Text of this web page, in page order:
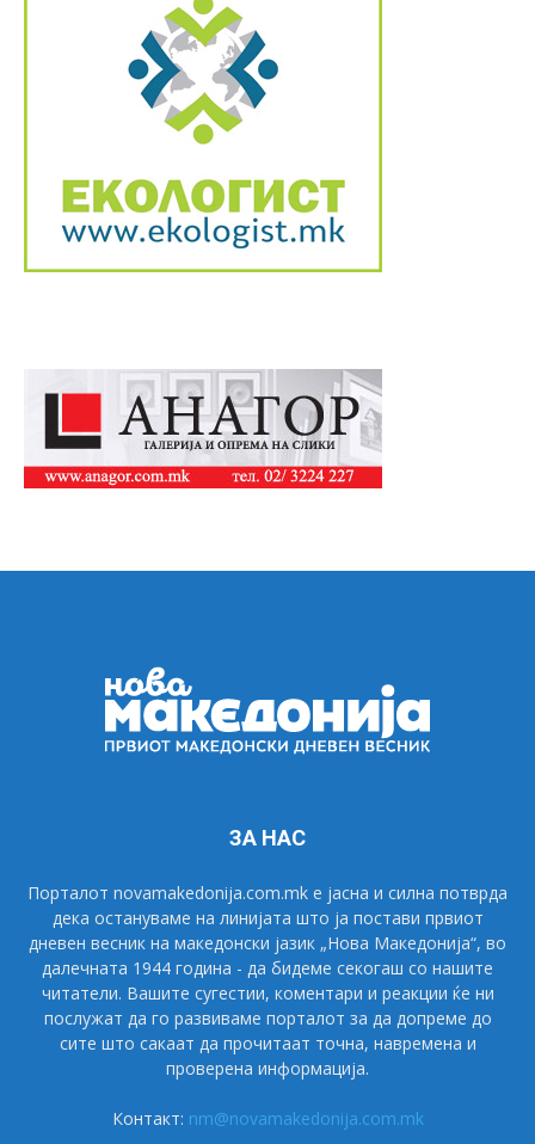
ЗА НАС
Порталот novamakedonija.com.mk е јасна и силна потврда
дека остануваме на линијата што ја постави првиот
дневен весник на македонски јазик „Нова Македонија“, во
далечната 1944 година - да бидеме секогаш со нашите
читатели. Вашите сугестии, коментари и реакции ќе ни
послужат да го развиваме порталот за да допреме до
сите што сакаат да прочитаат точна, навремена и
проверена информација.
Контакт: nm@novamakedonija.com.mk